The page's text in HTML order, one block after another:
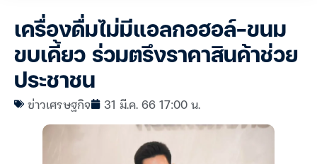
เครื่องดื่มไม่มีแอลกอฮอล์-ขนม
ขบเคี้ยว ร่วมตรึงราคาสินค้าช่วย
ประชาชน
ข่าวเศรษฐกิจ 31 มี.ค. 66 17:00 น.